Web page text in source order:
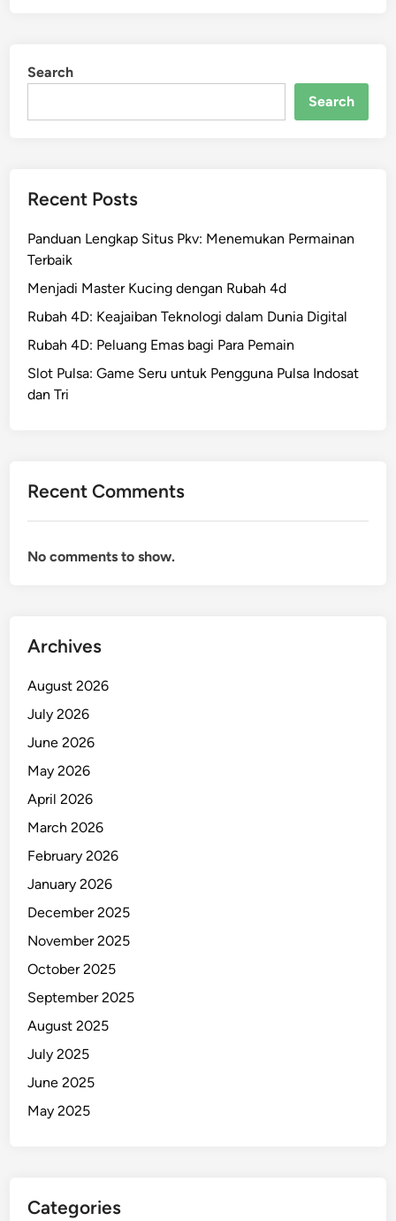
Search
Search
Recent Posts
Panduan Lengkap Situs Pkv: Menemukan Permainan
Terbaik
Menjadi Master Kucing dengan Rubah 4d
Rubah 4D: Keajaiban Teknologi dalam Dunia Digital
Rubah 4D: Peluang Emas bagi Para Pemain
Slot Pulsa: Game Seru untuk Pengguna Pulsa Indosat
dan Tri
Recent Comments
No comments to show.
Archives
August 2026
July 2026
June 2026
May 2026
April 2026
March 2026
February 2026
January 2026
December 2025
November 2025
October 2025
September 2025
August 2025
July 2025
June 2025
May 2025
Categories